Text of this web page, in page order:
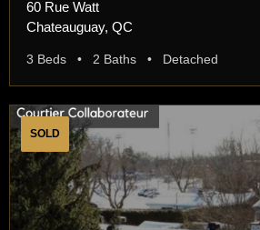
60 Rue Watt
Chateauguay, QC
3 Beds • 2 Baths • Detached
SOLD